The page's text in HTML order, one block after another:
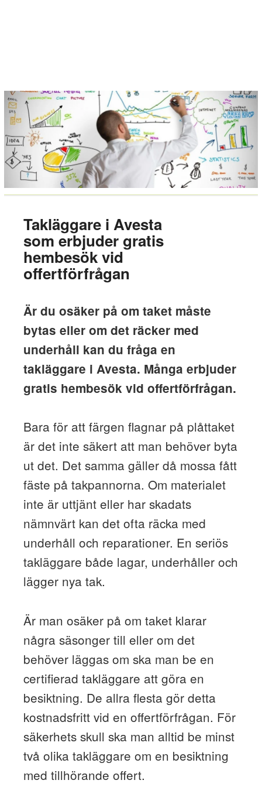
Takläggare i Avesta
som erbjuder gratis
hembesök vid
offertförfrågan
Är du osäker på om taket måste
bytas eller om det räcker med
underhåll kan du fråga en
takläggare i Avesta. Många erbjuder
gratis hembesök vid offertförfrågan.
Bara för att färgen flagnar på plåttaket
är det inte säkert att man behöver byta
ut det. Det samma gäller då mossa fått
fäste på takpannorna. Om materialet
inte är uttjänt eller har skadats
nämnvärt kan det ofta räcka med
underhåll och reparationer. En seriös
takläggare både lagar, underhåller och
lägger nya tak.
Är man osäker på om taket klarar
några säsonger till eller om det
behöver läggas om ska man be en
certifierad takläggare att göra en
besiktning. De allra flesta gör detta
kostnadsfritt vid en offertförfrågan. För
säkerhets skull ska man alltid be minst
två olika takläggare om en besiktning
med tillhörande offert.